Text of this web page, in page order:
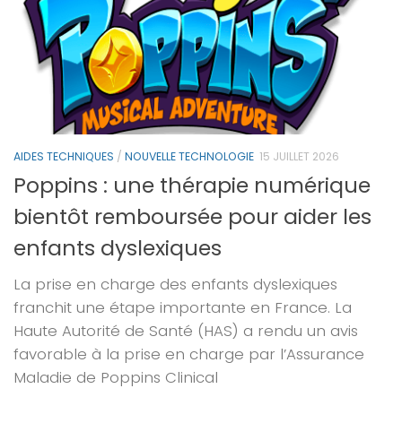
AIDES TECHNIQUES / NOUVELLE TECHNOLOGIE 15 JUILLET 2026
Poppins : une thérapie numérique
bientôt remboursée pour aider les
enfants dyslexiques
La prise en charge des enfants dyslexiques
franchit une étape importante en France. La
Haute Autorité de Santé (HAS) a rendu un avis
favorable à la prise en charge par l’Assurance
Maladie de Poppins Clinical